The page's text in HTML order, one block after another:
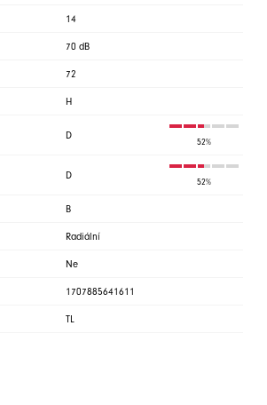
14
70 dB
72
H
D
52%
D
52%
B
Radiální
Ne
1707885641611
TL